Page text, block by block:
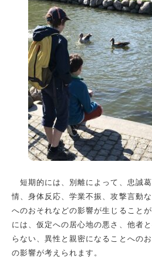
短期的には、別離によって、忠誠
情、身体反応、学業不振、攻撃言動
へのおそれなどの影響が生じること
には、仮定への居心地の悪さ、他者
らない、異性と親密になることへの
の影響が考えられます。